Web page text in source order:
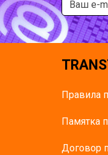
Правила
Памятка
Договор